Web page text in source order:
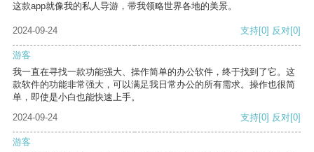
这款app就像我的私人导游，带我领略世界各地的美景。
2024-09-24 支持[0] 反对[0]
游客
我一直在寻找一款功能强大、操作简单的办公软件，终于找到了它。这
款软件的功能非常强大，可以满足我日常办公的所有需求。操作也很简
单，即使是小白也能快速上手。
2024-09-24
支持[0] 反对[0]
游客